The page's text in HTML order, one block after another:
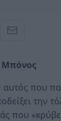
Μπόνος
που
την
που